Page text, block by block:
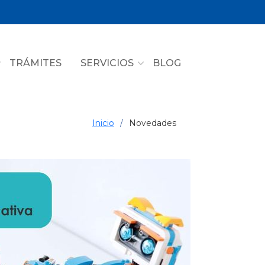
TRÁMITES SERVICIOS BLOG
Inicio Novedades